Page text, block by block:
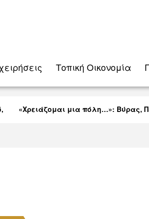
Τοπική Οικονομία
«Χρειάζομαι μια πόλη…»: Βύρας,